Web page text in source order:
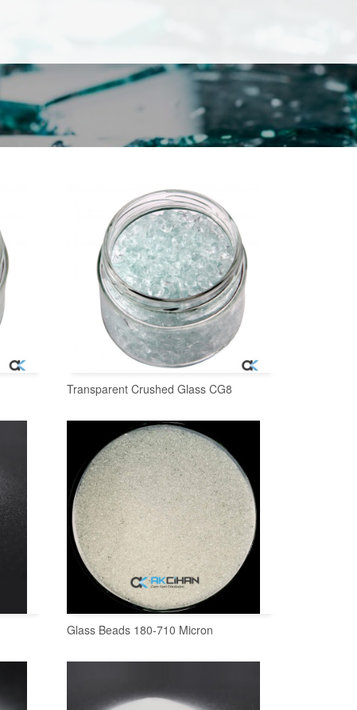
Transparent Crushed Glass CG8
Glass Beads 180-710 Micron